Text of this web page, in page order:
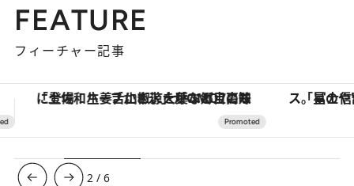
FEATURE
フィーチャー記事
「星のや富士」でデジタルデトックス。冨士信仰の歴史を辿り、心身を調える。 ヴァシュロン・コンスタンタ
3 /6